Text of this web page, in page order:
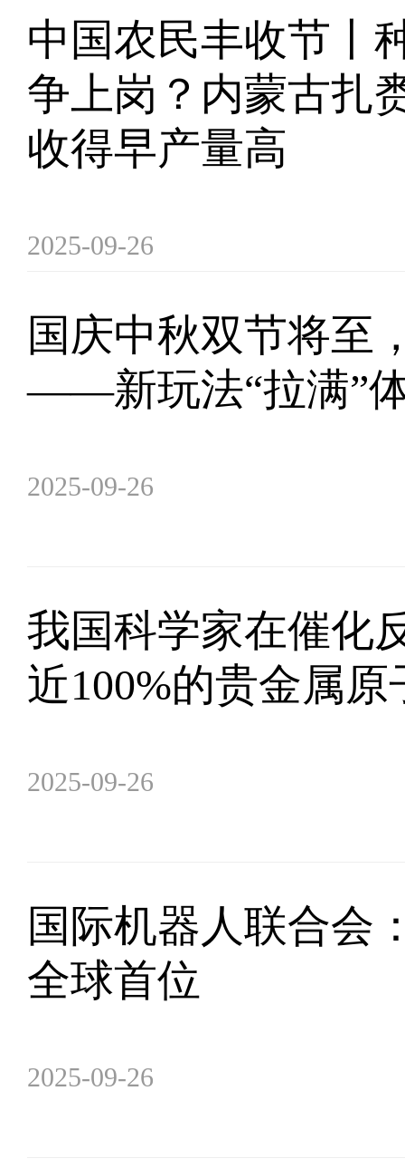
中国农民丰收节丨
争上岗？内蒙古扎
收得早产量高
2025-09-26
国庆中秋双节将至
——新玩法“拉满”
2025-09-26
我国科学家在催化
近100%的贵金属
2025-09-26
国际机器人联合会
全球首位
2025-09-26